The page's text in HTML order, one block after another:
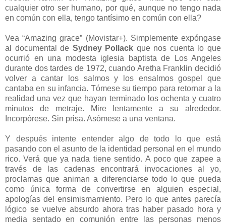
cualquier otro ser humano, por qué, aunque no tengo nada
en común con ella, tengo tantísimo en común con ella?
Vea “Amazing grace” (Movistar+). Simplemente expóngase
al documental de Sydney Pollack que nos cuenta lo que
ocurrió en una modesta iglesia baptista de Los Angeles
durante dos tardes de 1972, cuando Aretha Franklin decidió
volver a cantar los salmos y los ensalmos gospel que
cantaba en su infancia. Tómese su tiempo para retornar a la
realidad una vez que hayan terminado los ochenta y cuatro
minutos de metraje. Mire lentamente a su alrededor.
Incorpórese. Sin prisa. Asómese a una ventana.
Y después intente entender algo de todo lo que está
pasando con el asunto de la identidad personal en el mundo
rico. Verá que ya nada tiene sentido. A poco que zapee a
través de las cadenas encontrará invocaciones al yo,
proclamas que animan a diferenciarse todo lo que pueda
como única forma de convertirse en alguien especial,
apologías del ensimismamiento. Pero lo que antes parecía
lógico se vuelve absurdo ahora tras haber pasado hora y
media sentado en comunión entre las personas menos